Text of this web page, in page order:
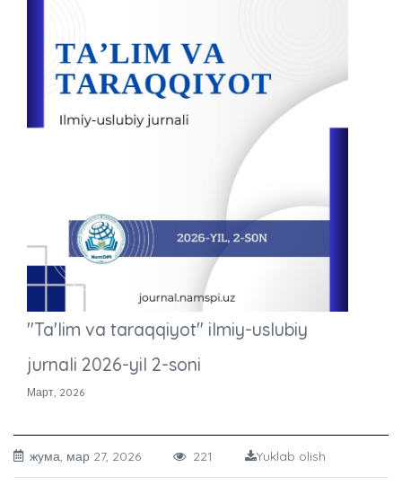
"Ta'lim va taraqqiyot" ilmiy-uslubiy
jurnali 2026-yil 2-soni
Март, 2026
жума, мар 27, 2026 221 Yuklab olish